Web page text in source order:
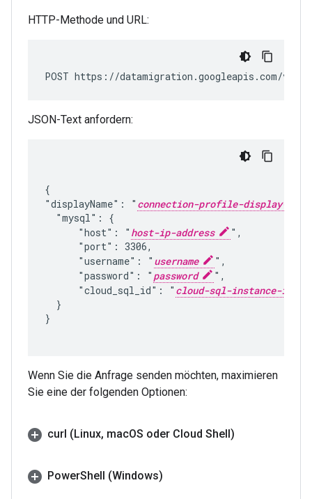
HTTP-Methode und URL:
POST https://datamigration.googleapis.com/v1/
JSON-Text anfordern:
{
"displayName": " connection-profile-display-name
  "mysql": {
      "host": "
host-ip-address
",
      "port": 3306,
      "username": "
username
",
      "password": "
password
",
      "cloud_sql_id": "
cloud-sql-instance-id
  }
}
Wenn Sie die Anfrage senden möchten, maximieren
Sie eine der folgenden Optionen:
curl (Linux, macOS oder Cloud Shell)
PowerShell (Windows)